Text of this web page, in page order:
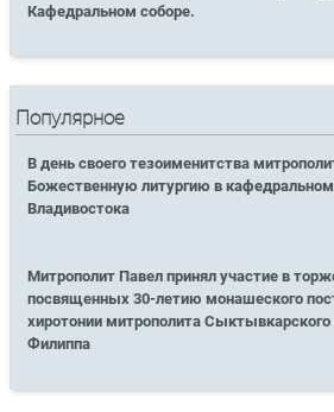
Кафедральном соборе.
Популярное
В день своего тезоименитства
Божественную литургию в
Владивостока
Митрополит Павел принял участие в
посвященных 30-летию монашеского
хиротонии митрополита
Филиппа